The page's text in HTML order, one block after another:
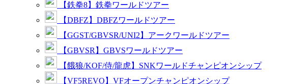
【鉄拳8】鉄拳ワールドツアー
【DBFZ】DBFZワールドツアー
【GGST/GBVSR/UNI2】アークワールドツアー
【GBVSR】GBVSワールドツアー
【餓狼/KOF/侍/龍虎】SNKワールドチャンピオンシップ
【VF5REVO】VFオープンチャンピオンシップ